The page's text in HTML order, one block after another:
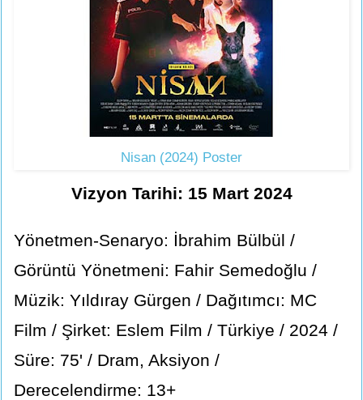
Nisan (2024) Poster
Vizyon Tarihi: 15 Mart 2024
Yönetmen-Senaryo: İbrahim Bülbül /
Görüntü Yönetmeni: Fahir Semedoğlu /
Müzik: Yıldıray Gürgen / Dağıtımcı: MC
Film / Şirket: Eslem Film / Türkiye / 2024 /
Süre: 75' / Dram, Aksiyon /
Derecelendirme: 13+